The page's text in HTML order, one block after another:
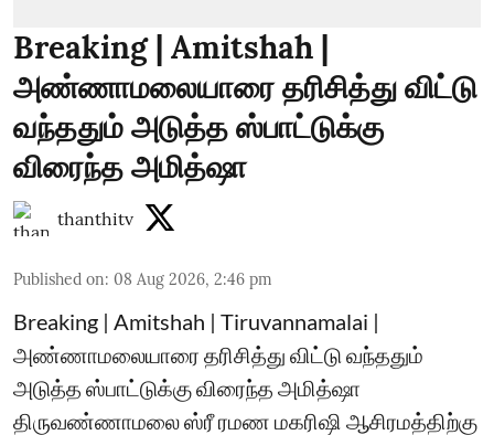
Breaking | Amitshah |
அண்ணாமலையாரை தரிசித்து விட்டு
வந்ததும் அடுத்த ஸ்பாட்டுக்கு
விரைந்த அமித்ஷா
thanthitv
Published on: 08 Aug 2026, 2:46 pm
Breaking | Amitshah | Tiruvannamalai |
அண்ணாமலையாரை தரிசித்து விட்டு வந்ததும்
அடுத்த ஸ்பாட்டுக்கு விரைந்த அமித்ஷா
திருவண்ணாமலை ஸ்ரீ ரமண மகரிஷி ஆசிரமத்திற்கு